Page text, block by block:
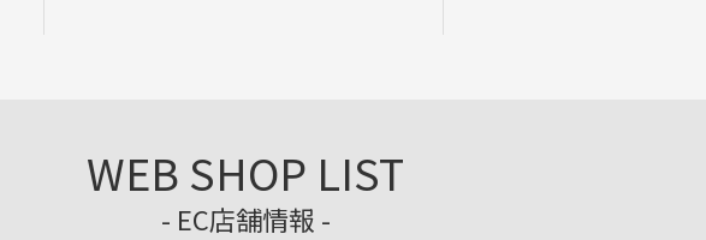
WEB SHOP LIST
- EC店舗情報 -